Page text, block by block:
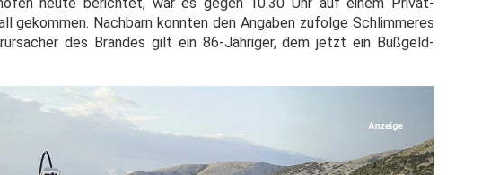
gekommen. Nachbarn konnten den Angaben zufolge Schlimmeres
des Brandes gilt ein 86-Jähriger, dem jetzt ein Bußgeld-